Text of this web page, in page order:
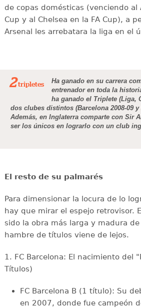
de copas domésticas (venciendo al
Cup y al Chelsea en la FA Cup), a
Arsenal les arrebatara la liga en el
2tripletes
Ha ganado en su carrera
entrenador en toda la
ha ganado el Triplete (Liga,
dos clubes distintos (Barcelona 2008-09 y
Además, en Inglaterra comparte con Sir
ser los únicos en lograrlo con un club
El resto de su palmarés
Para dimensionar la locura de lo
hay que mirar el espejo retrovisor.
sido la obra más larga y madura
hambre de títulos viene de lejos.
1. FC Barcelona: El nacimiento del
Títulos)
FC Barcelona B (1 título): Su
en 2007, donde fue campeón